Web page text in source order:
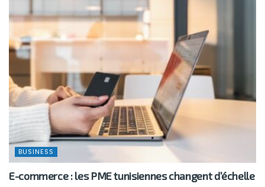
BUSINESS
E-commerce : les PME tunisiennes changent d’échelle